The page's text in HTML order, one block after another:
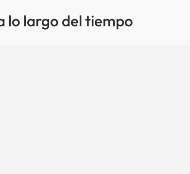
lo largo del tiempo